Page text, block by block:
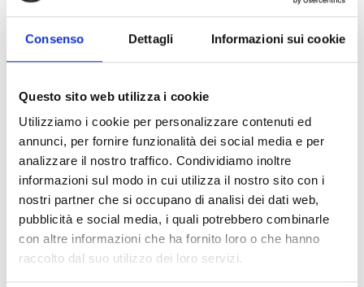
Consenso Dettagli Informazioni sui cookie
Questo sito web utilizza i cookie
Utilizziamo i cookie per personalizzare contenuti ed
annunci, per fornire funzionalità dei social media e per
analizzare il nostro traffico. Condividiamo inoltre
informazioni sul modo in cui utilizza il nostro sito con i
nostri partner che si occupano di analisi dei dati web,
pubblicità e social media, i quali potrebbero combinarle
con altre informazioni che ha fornito loro o che hanno
raccolto dal suo utilizzo dei loro servizi.
PRONTA consegna
Spedizione Gratuita
Specifiche Tecniche